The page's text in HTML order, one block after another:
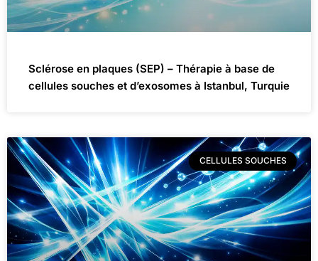
Sclérose en plaques (SEP) – Thérapie à base de
cellules souches et d’exosomes à Istanbul, Turquie
CELLULES SOUCHES